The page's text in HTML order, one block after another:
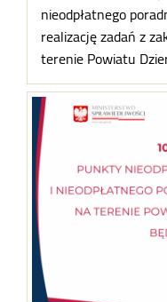
nieodpłatnego
realizację zadań z
terenie Powiatu